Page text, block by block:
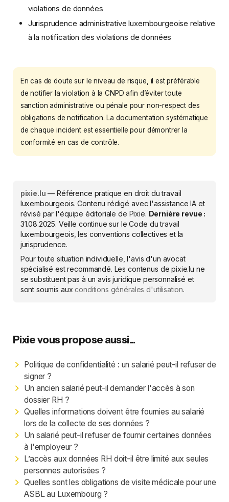
violations de données
Jurisprudence administrative luxembourgeoise relative
à la notification des violations de données
En cas de doute sur le niveau de risque, il est préférable
de notifier la violation à la CNPD afin d’éviter toute
sanction administrative ou pénale pour non-respect des
obligations de notification. La documentation systématique
de chaque incident est essentielle pour démontrer la
conformité en cas de contrôle.
pixie.lu — Référence pratique en droit du travail
luxembourgeois. Contenu rédigé avec l'assistance IA et
révisé par l'équipe éditoriale de Pixie. Dernière revue :
31.08.2025. Veille continue sur le Code du travail
luxembourgeois, les conventions collectives et la
jurisprudence.
Pour toute situation individuelle, l'avis d'un avocat
spécialisé est recommandé. Les contenus de pixie.lu ne
se substituent pas à un avis juridique personnalisé et
sont soumis auxconditions générales d'utilisation.
Pixie vous propose aussi...
Politique de confidentialité : un salarié peut-il refuser de
signer ?
Un ancien salarié peut-il demander l'accès à son
dossier RH ?
Quelles informations doivent être fournies au salarié
lors de la collecte de ses données ?
Un salarié peut-il refuser de fournir certaines données
à l'employeur ?
L’accès aux données RH doit-il être limité aux seules
personnes autorisées ?
Quelles sont les obligations de visite médicale pour une
ASBL au Luxembourg ?